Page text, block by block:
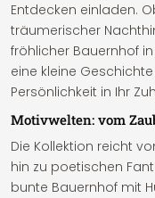
Entdecken einladen.
träumerischer
fröhlicher Bauernhof
eine kleine
Persönlichkeit in Ihr
Motivwelten: vom
Die Kollektion reicht
hin zu poetischen
bunte Bauernhof mit